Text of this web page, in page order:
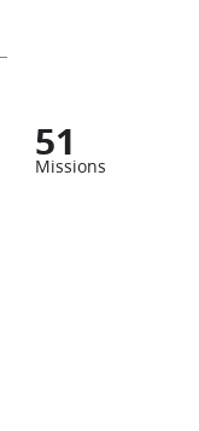
51
Missions